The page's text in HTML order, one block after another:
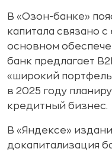
В «Озон-банке»
капитала связано
основном
банк предлагает
«широкий
в 2025 году
кредитный бизнес.
В «Яндексе»
докапитализация